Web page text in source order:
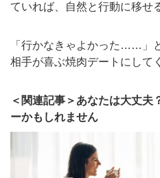
ていれば、自然と行動に移せ
「行かなきゃよかった……」
相手が喜ぶ焼肉デートにして
＜関連記事＞あなたは大丈夫
ーかもしれません